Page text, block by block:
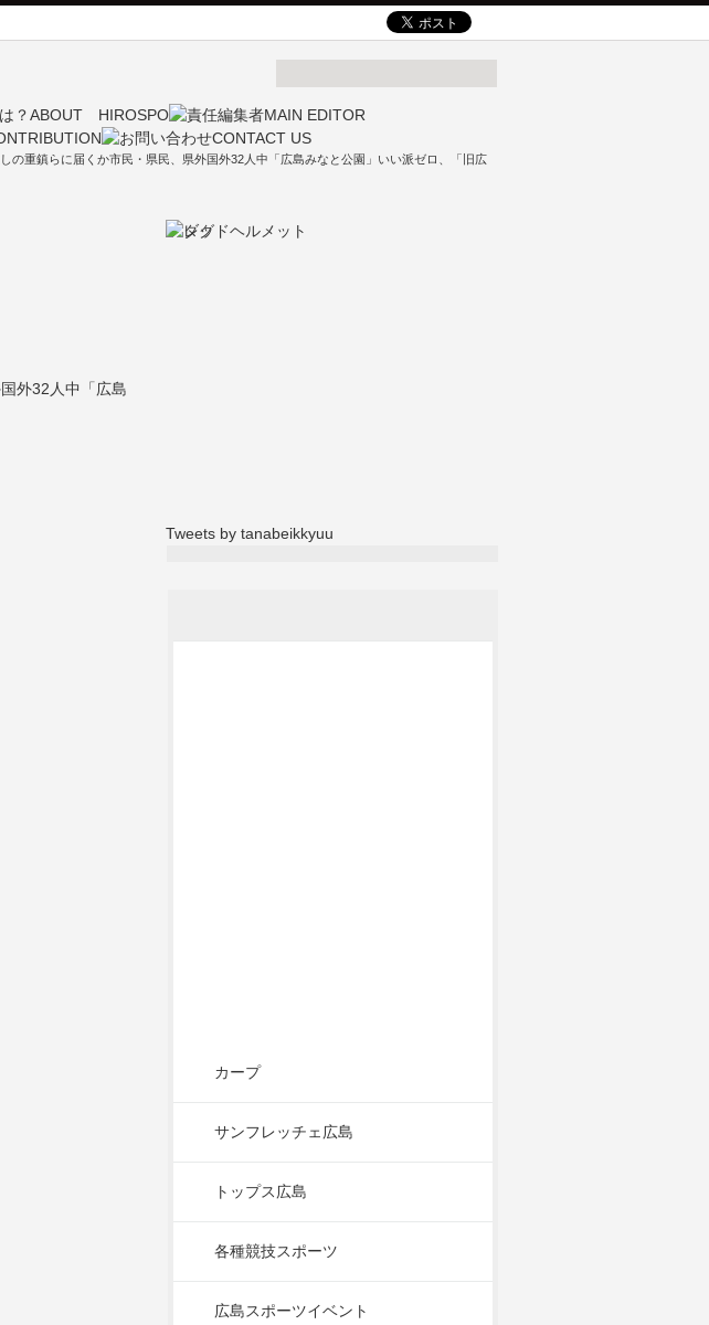
の重鎮らに届くか市民・県民、県外国外32人中「広島みなと公園」いい派ゼロ、「旧広
外32人中「広島
Tweets by tanabeikkyuu
カープ
サンフレッチェ広島
トップス広島
各種競技スポーツ
広島スポーツイベント